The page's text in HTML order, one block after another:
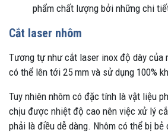
phẩm chất lượng bởi những chi
Cắt laser nhôm
Tương tự như cắt laser inox độ dày của
có thể lên tới 25 mm và sử dụng 100%
Tuy nhiên nhôm có đặc tính là vật liệu
chịu được nhiệt độ cao nên việc xử lý
phải là điều dễ dàng. Nhôm có thể bị bẻ